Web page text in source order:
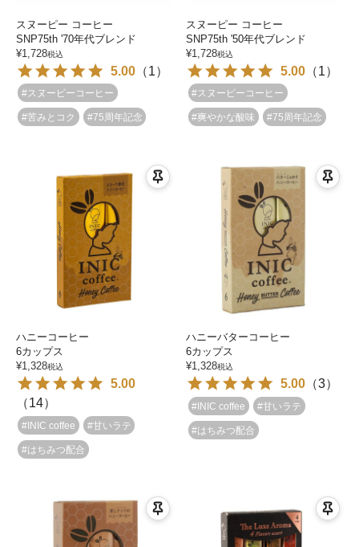
スヌーピー コーヒー
SNP75th '70年代ブレンド
¥1,728税込
5.00 （1）
#スヌーピーコーヒー
#苦みとコク #75周年記念
スヌーピー コーヒー
SNP75th '50年代ブレンド
¥1,728税込
5.00 （1）
#スヌーピーコーヒー
#爽やかな酸味 #75周年記念
ハニーコーヒー
6カップス
¥1,328税込
5.00
（14）
#INIC coffee #甘いラテ
#はちみつ配合
ハニーバターコーヒー
6カップス
¥1,328税込
5.00 （3）
#INIC coffee #甘いラテ
#はちみつ配合